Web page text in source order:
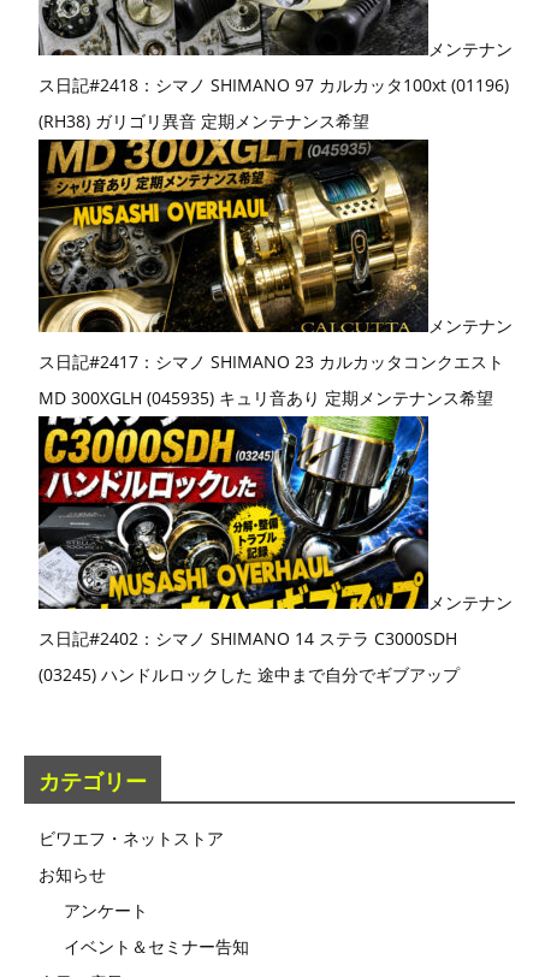
メンテナン
ス日記#2418：シマノ SHIMANO 97 カルカッタ100xt (01196)
(RH38) ガリゴリ異音 定期メンテナンス希望
メンテナン
ス日記#2417：シマノ SHIMANO 23 カルカッタコンクエスト
MD 300XGLH (045935) キュリ音あり 定期メンテナンス希望
メンテナン
ス日記#2402：シマノ SHIMANO 14 ステラ C3000SDH
(03245) ハンドルロックした 途中まで自分でギブアップ
カテゴリー
ビワエフ・ネットストア
お知らせ
アンケート
イベント＆セミナー告知